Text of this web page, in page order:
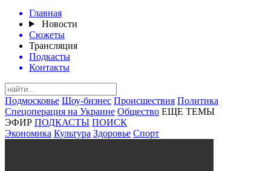
Главная
Новости
Сюжеты
Трансляция
Подкасты
Контакты
Подмосковье Шоу-бизнес Происшествия Политика
Спецоперация на Украине Общество ЕЩЕ ТЕМЫ
ЭФИР ПОДКАСТЫ ПОИСК
Экономика Культура Здоровье Спорт